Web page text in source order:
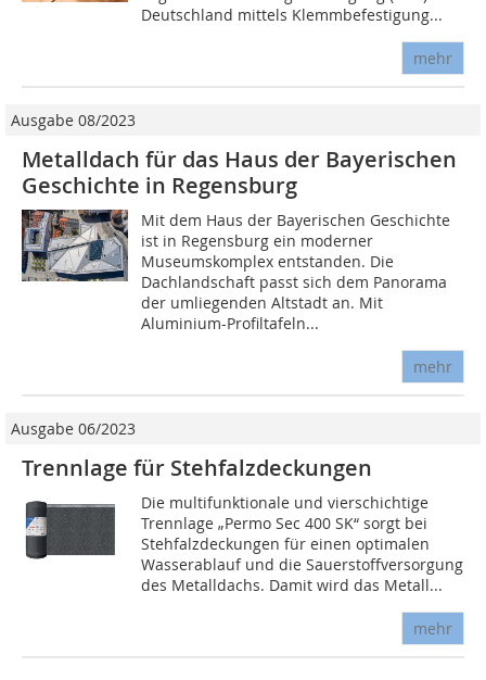
Deutschland mittels Klemmbefestigung...
mehr
Ausgabe 08/2023
Metalldach für das Haus der Bayerischen
Geschichte in Regensburg
Mit dem Haus der Bayerischen Geschichte
ist in Regensburg ein moderner
Museumskomplex entstanden. Die
Dachlandschaft passt sich dem Panorama
der umliegenden Altstadt an. Mit
Aluminium-Profiltafeln...
mehr
Ausgabe 06/2023
Trennlage für Stehfalzdeckungen
Die multifunktionale und vierschichtige
Trennlage „Permo Sec 400 SK“ sorgt bei
Stehfalzdeckungen für einen optimalen
Wasserablauf und die Sauerstoffversorgung
des Metalldachs. Damit wird das Metall...
mehr